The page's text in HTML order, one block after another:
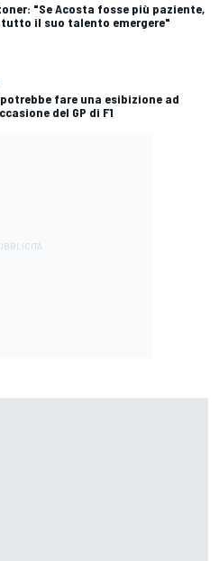
"Se Acosta fosse più paziente,
il suo talento emergere"
potrebbe fare una esibizione ad
del GP di F1